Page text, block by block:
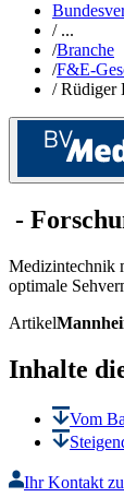
/...
/Branche
/F&E-
/Rüdiger
-
Medizintechnik
optimale
Artikel
Inhalte
Vom
Ihr Kontakt